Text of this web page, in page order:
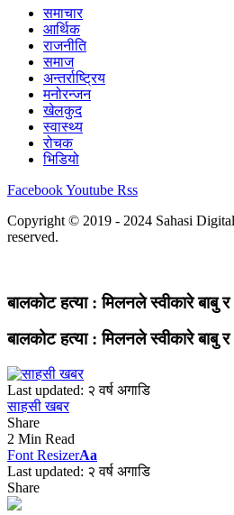
समाचार
आर्थिक
राजनीति
समाज
अन्तर्राष्ट्रिय
मनोरन्जन
खेलकुद
स्वास्थ्य
रोचक
भिडियो
FacebookYoutube Rss
Copyright © 2019 - 2024 Sahasi
reserved.
बालकोट हत्या : मिलनले स्वीकारे बाबु र
बालकोट हत्या : मिलनले स्वीकारे बाबु र
Last updated: २ वर्ष अगाडि
साहसी खबर
Share
2 Min Read
Font ResizerAa
Last updated: २ वर्ष अगाडि
Share